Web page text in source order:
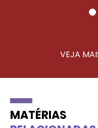
VEJA
MATÉRIAS